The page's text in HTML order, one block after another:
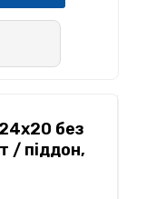
без
/ піддон,